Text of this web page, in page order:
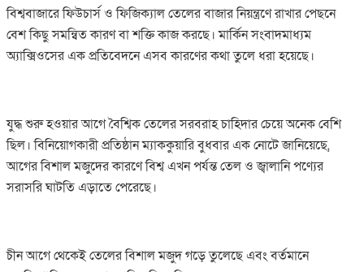
বিশ্ববাজারে ফিউচার্স ও ফিজিক্যাল তেলের বাজার নিয়ন্ত্রণে রাখার পেছনে
বেশ কিছু সমন্বিত কারণ বা শক্তি কাজ করছে। মার্কিন সংবাদমাধ্যম
অ্যাক্সিওসের এক প্রতিবেদনে এসব কারণের কথা তুলে ধরা হয়েছে।
যুদ্ধ শুরু হওয়ার আগে বৈশ্বিক তেলের সরবরাহ চাহিদার চেয়ে অনেক বেশি
ছিল। বিনিয়োগকারী প্রতিষ্ঠান ম্যাককুয়ারি বুধবার এক নোটে জানিয়েছে,
আগের বিশাল মজুদের কারণে বিশ্ব এখন পর্যন্ত তেল ও জ্বালানি পণ্যের
সরাসরি ঘাটতি এড়াতে পেরেছে।
চীন আগে থেকেই তেলের বিশাল মজুদ গড়ে তুলেছে এবং বর্তমানে